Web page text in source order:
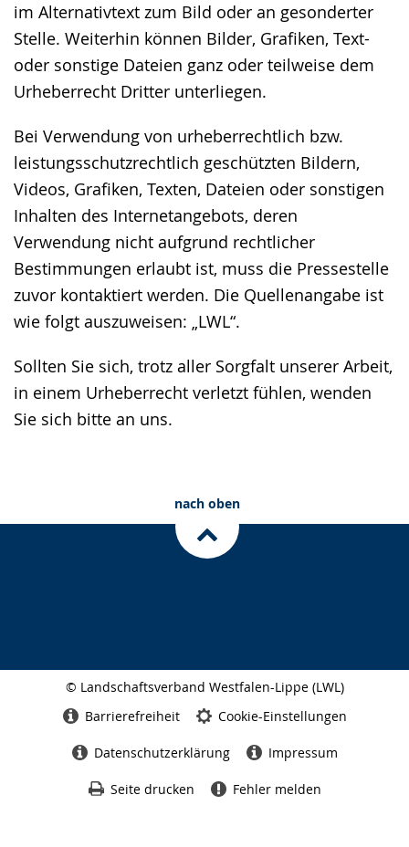
im Alternativtext zum Bild oder an gesonderter
Stelle. Weiterhin können Bilder, Grafiken, Text-
oder sonstige Dateien ganz oder teilweise dem
Urheberrecht Dritter unterliegen.
Bei Verwendung von urheberrechtlich bzw.
leistungsschutzrechtlich geschützten Bildern,
Videos, Grafiken, Texten, Dateien oder sonstigen
Inhalten des Internetangebots, deren
Verwendung nicht aufgrund rechtlicher
Bestimmungen erlaubt ist, muss die Pressestelle
zuvor kontaktiert werden. Die Quellenangabe ist
wie folgt auszuweisen: „LWL“.
Sollten Sie sich, trotz aller Sorgfalt unserer Arbeit,
in einem Urheberrecht verletzt fühlen, wenden
Sie sich bitte an uns.
nach oben
© Landschaftsverband Westfalen-Lippe (LWL)
Barrierefreiheit Cookie-Einstellungen
Datenschutzerklärung Impressum
Seite drucken Fehler melden